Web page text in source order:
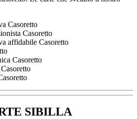
Casoretto
Casoretto
affidabile Casoretto
Casoretto
SIBILLA